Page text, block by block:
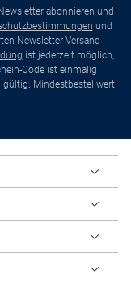
abonnieren und
und
Newsletter-Versand
ist jederzeit möglich,
Code ist einmalig
Mindestbestellwert